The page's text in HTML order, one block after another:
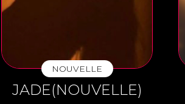
NOUVELLE
JADE(NOUVELLE)